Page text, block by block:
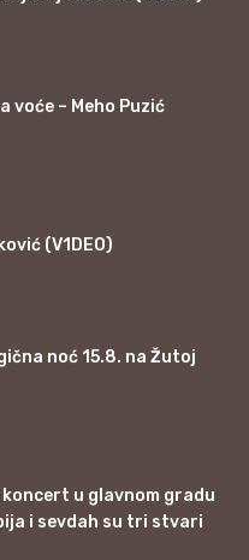
voće – Meho Puzić
(V1DEO)
noć 15.8. na Žutoj
u glavnom gradu
i sevdah su tri stvari